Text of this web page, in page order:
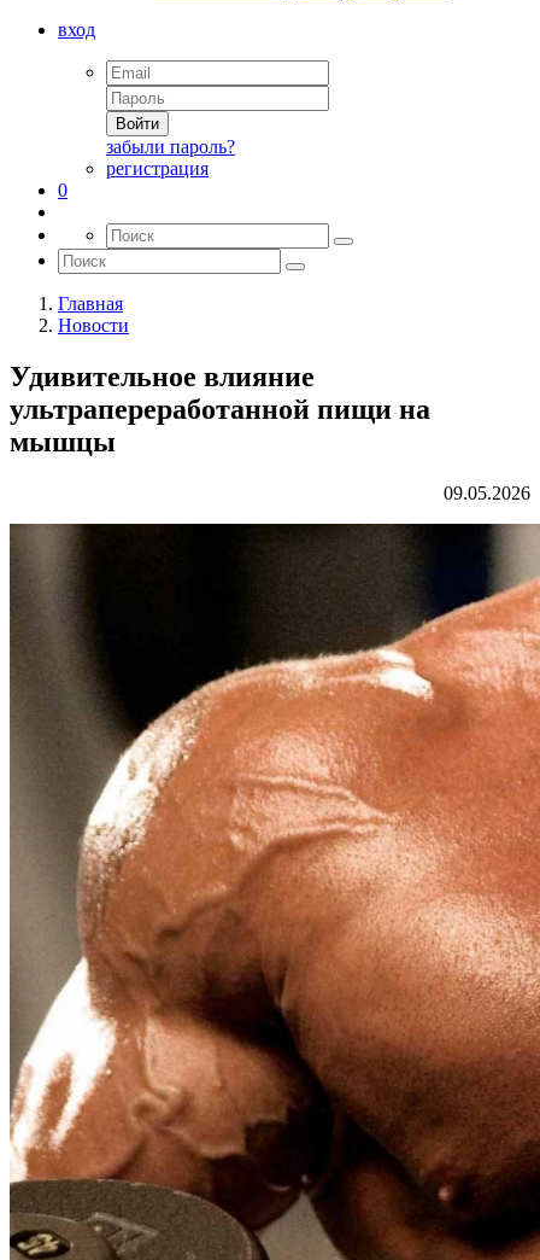
вход
Войти
забыли пароль?
регистрация
0
Главная
Новости
Удивительное влияние
ультрапереработанной пищи на
мышцы
09.05.2026